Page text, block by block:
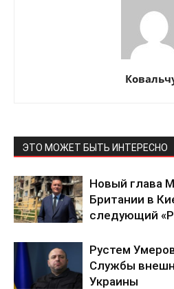
О нас
Политика конфиденциальности
Отказ от ответственности
ЭТО МОЖЕТ БЫТЬ ИНТЕРЕСНО
Новый глава
Британии в
следующий
Рустем
Службы
Украины